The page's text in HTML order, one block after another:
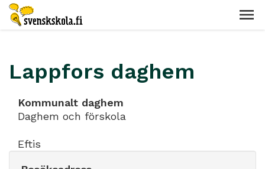
Lappfors daghem
Kommunalt daghem
Daghem och förskola
Eftis